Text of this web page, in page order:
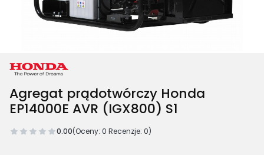
Agregat prądotwórczy Honda
EP14000E AVR (IGX800) S1
0.00(Oceny: 0 Recenzje: 0)